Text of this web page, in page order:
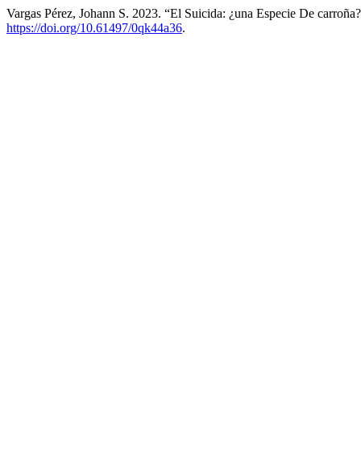
Vargas Pérez, Johann S. 2023. “El Suicida: ¿una Especie De
https://doi.org/10.61497/0qk44a36.